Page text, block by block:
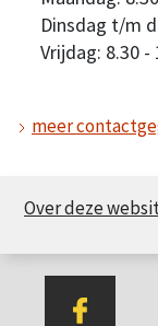
Dinsdag t/m
Vrijdag: 8.30 -
meer
Over deze